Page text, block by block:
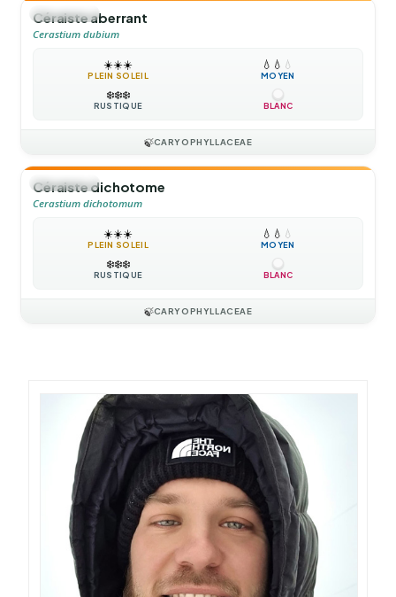
🌻ANNUELLE
Céraiste aberrant
Cerastium dubium
☀️☀️☀️
PLEIN SOLEIL
💧 💧 💧
MOYEN
❄️❄️❄️
RUSTIQUE BLANC
🍃CARYOPHYLLACEAE
🌻ANNUELLE
Céraiste dichotome
Cerastium dichotomum
☀️☀️☀️
PLEIN SOLEIL
💧 💧 💧
MOYEN
❄️❄️❄️
RUSTIQUE BLANC
🍃CARYOPHYLLACEAE